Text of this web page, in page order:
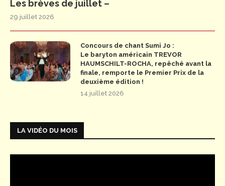
Les brèves de juillet –
29 juillet 2026
Concours de chant Sumi Jo :
Le baryton américain TREVOR
HAUMSCHILT-ROCHA, repêché avant la
finale, remporte le Premier Prix de la
deuxième édition !
14 juillet 2026
LA VIDÉO DU MOIS